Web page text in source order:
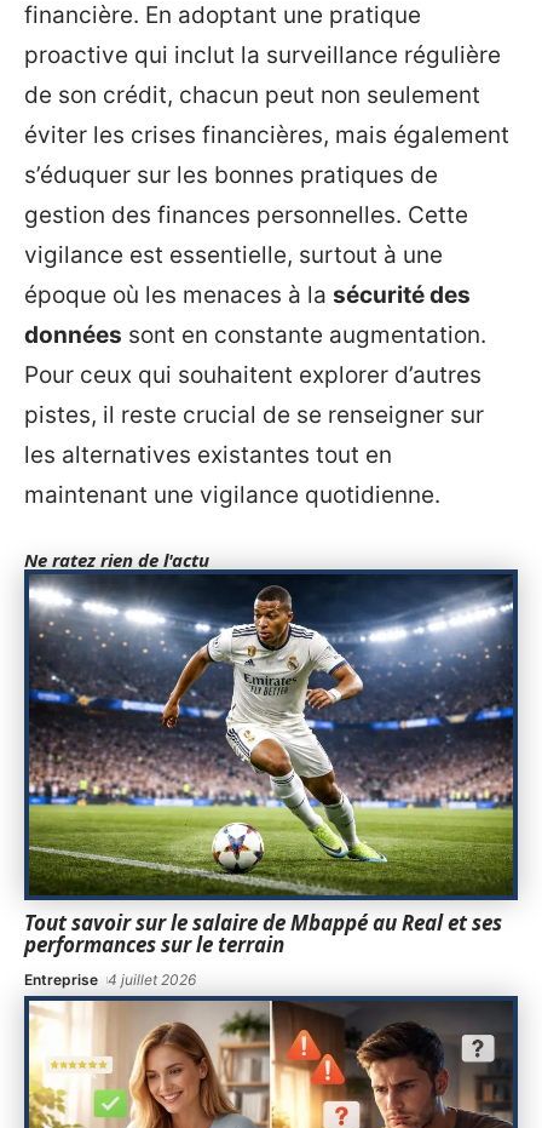
financière. En adoptant une pratique
proactive qui inclut la surveillance régulière
de son crédit, chacun peut non seulement
éviter les crises financières, mais également
s’éduquer sur les bonnes pratiques de
gestion des finances personnelles. Cette
vigilance est essentielle, surtout à une
époque où les menaces à la sécurité des
données sont en constante augmentation.
Pour ceux qui souhaitent explorer d’autres
pistes, il reste crucial de se renseigner sur
les alternatives existantes tout en
maintenant une vigilance quotidienne.
Ne ratez rien de l'actu
Tout savoir sur le salaire de Mbappé au Real et ses
performances sur le terrain
Entreprise 4 juillet 2026